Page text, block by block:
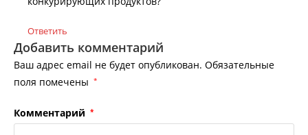
Ответить
Добавить комментарий
Ваш адрес email не будет опубликован. Обязательные
поля помечены *
Комментарий *